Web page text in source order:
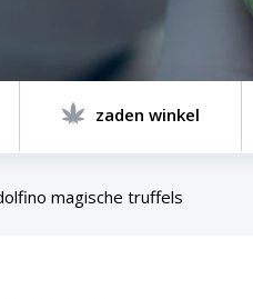
zaden winkel
magische truffels